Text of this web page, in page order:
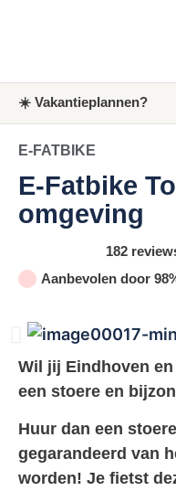
☀️ Vakantieplannen?
E-FATBIKE
E-Fatbike
omgeving
182
Aanbevolen door
Wil jij Eindhoven
een stoere en
Huur dan een
gegarandeerd van
worden! Je fietst